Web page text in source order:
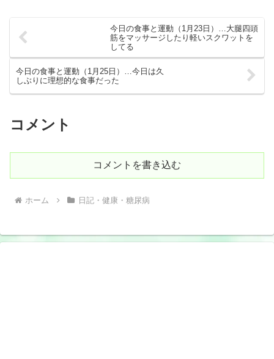
今日の食事と運動（1月23日）…大腿四頭
筋をマッサージしたり軽いスクワットを
してる
今日の食事と運動（1月25日）…今日は久
しぶりに理想的な食事だった
コメント
コメントを書き込む
ホーム 日記・健康・糖尿病